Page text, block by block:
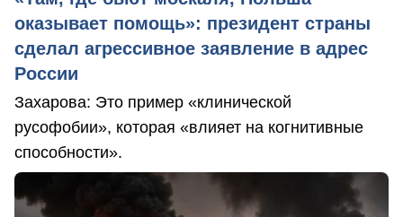
оказывает помощь»: президент страны
сделал агрессивное заявление в адрес
России
Захарова: Это пример «клинической
русофобии», которая «влияет на когнитивные
способности».